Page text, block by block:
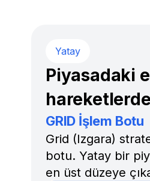
Yatay
Piyasadaki
GRID İşlem Botu
Grid (Izgara)
botu. Yatay bir
en üst düzeye